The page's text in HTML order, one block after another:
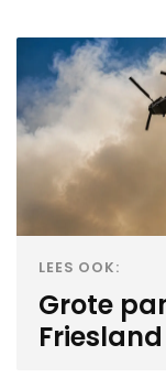
LEES OOK:
Grote